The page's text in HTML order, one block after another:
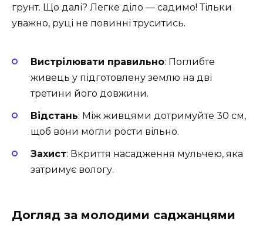
грунт. Що далі? Легке діло — садимо! Тільки
уважно, руці не повинні труситись.
Вистрілювати правильно: Поглибте
живець у підготовлену землю на дві
третини його довжини.
Відстань: Між живцями дотримуйте 30 см,
щоб вони могли рости вільно.
Захист: Вкриття насадження мульчею, яка
затримує вологу.
Догляд за молодими саджанцями